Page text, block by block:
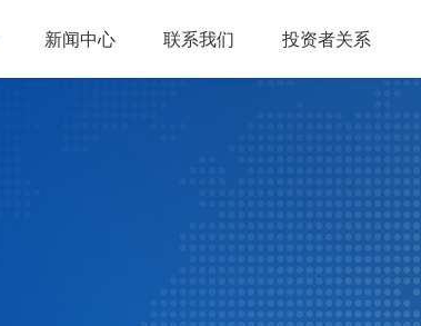
新闻中心 联系我们 投资者关系